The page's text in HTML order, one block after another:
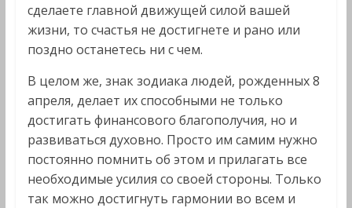
сделаете главной движущей силой вашей
жизни, то счастья не достигнете и рано или
поздно останетесь ни с чем.
В целом же, знак зодиака людей, рожденных 8
апреля, делает их способными не только
достигать финансового благополучия, но и
развиваться духовно. Просто им самим нужно
постоянно помнить об этом и прилагать все
необходимые усилия со своей стороны. Только
так можно достигнуть гармонии во всем и